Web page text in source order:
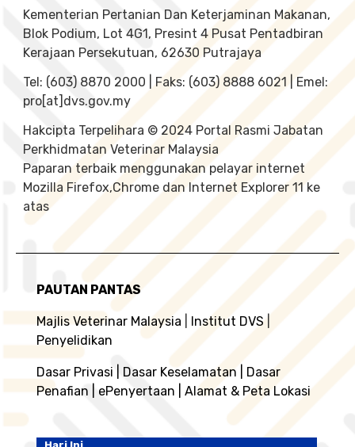
Kementerian Pertanian Dan Keterjaminan Makanan,
Blok Podium, Lot 4G1, Presint 4 Pusat Pentadbiran
Kerajaan Persekutuan, 62630 Putrajaya
Tel: (603) 8870 2000 | Faks: (603) 8888 6021 | Emel:
pro[at]dvs.gov.my
Hakcipta Terpelihara © 2024 Portal Rasmi Jabatan
Perkhidmatan Veterinar Malaysia
Paparan terbaik menggunakan pelayar internet
Mozilla Firefox,Chrome dan Internet Explorer 11 ke
atas
PAUTAN PANTAS
Majlis Veterinar Malaysia Institut DVS
Penyelidikan
Dasar Privasi Dasar Keselamatan
Dasar
Penafian
ePenyertaan |Alamat & Peta Lokasi